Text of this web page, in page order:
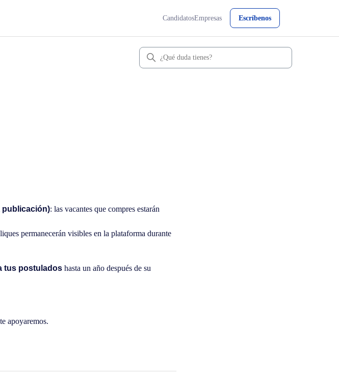
CandidatosEmpresas Escríbenos
publicación): las vacantes que compres estarán
permanecerán visibles en la plataforma durante
tus postulados hasta un año después de su
apoyaremos.